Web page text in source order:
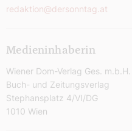
redaktion@dersonntag.at
Medieninhaberin
Wiener Dom-Verlag Ges. m.b.H.
Buch- und Zeitungsverlag
Stephansplatz 4/VI/DG
1010 Wien